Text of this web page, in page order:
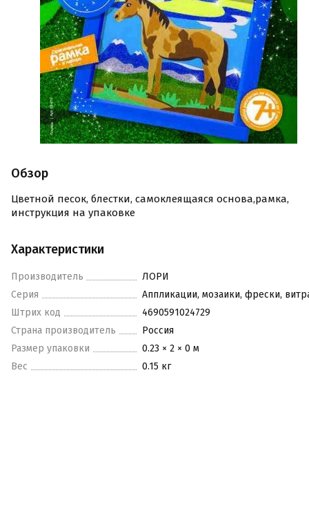
Обзор
Цветной песок, блестки, самоклеящаяся основа,рамка,
инструкция на упаковке
Характеристики
Производитель
ЛОРИ
Серия
Аппликации, мозаики, фрески,
Штрих код
4690591024729
Страна производитель
Россия
Размер упаковки
0.23 × 2 × 0 м
Вес
0.15 кг